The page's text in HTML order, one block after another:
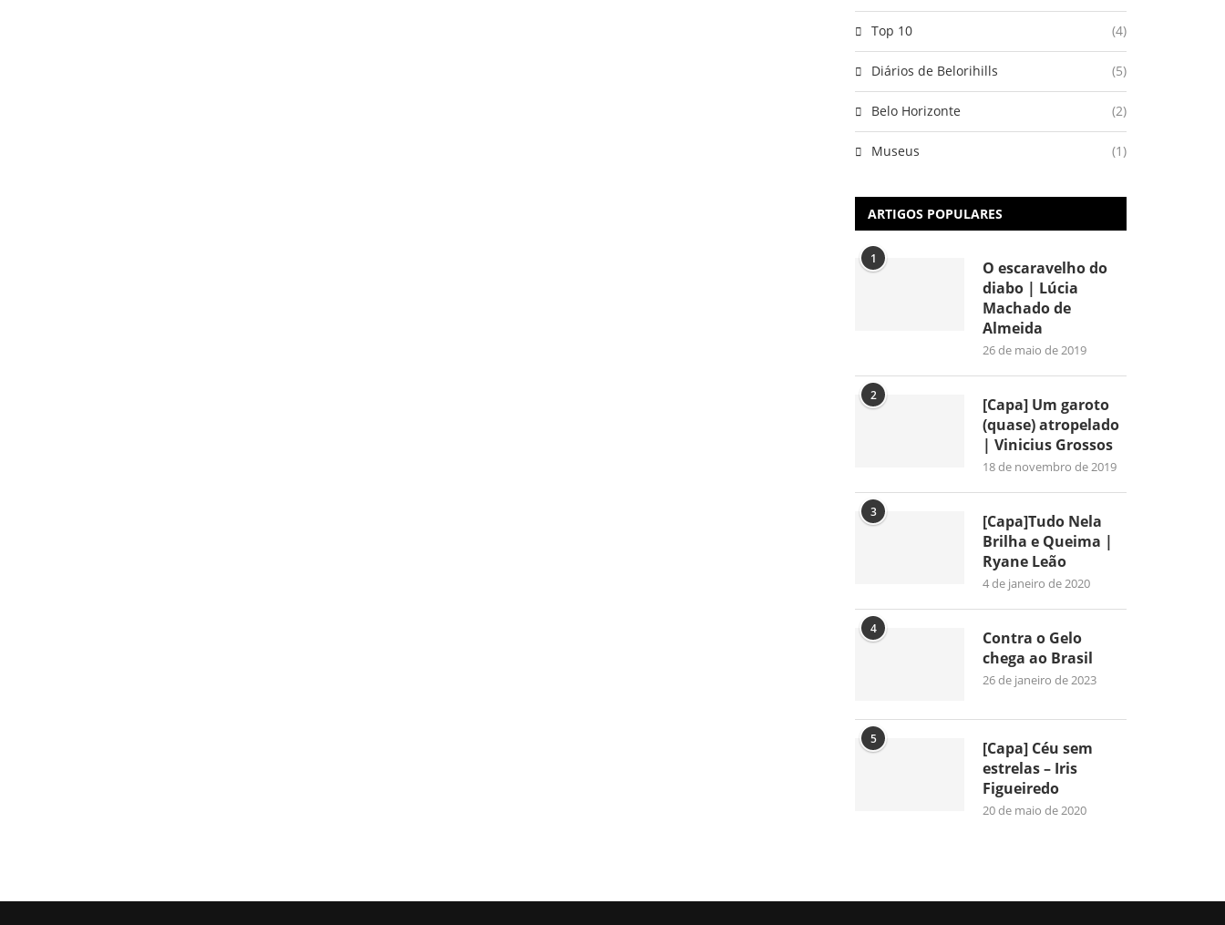
Top 10 (4)
Diários de Belorihills (5)
Belo Horizonte (2)
Museus (1)
ARTIGOS POPULARES
1
O escaravelho do
diabo | Lúcia
Machado de
Almeida
26 de maio de 2019
2
[Capa] Um garoto
(quase) atropelado
| Vinicius Grossos
18 de novembro de 2019
3
[Capa]Tudo Nela
Brilha e Queima |
Ryane Leão
4 de janeiro de 2020
4
Contra o Gelo
chega ao Brasil
26 de janeiro de 2023
5
[Capa] Céu sem
estrelas – Iris
Figueiredo
20 de maio de 2020